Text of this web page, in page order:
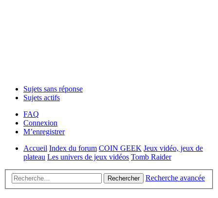
Sujets sans réponse
Sujets actifs
FAQ
Connexion
M’enregistrer
Accueil Index du forum COIN GEEK Jeux vidéo, jeux de
plateau Les univers de jeux vidéos Tomb Raider
Rechercher Recherche avancée